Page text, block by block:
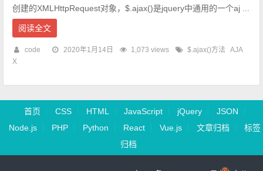
创建的XMLHttpRequest对象，$.ajax()是jquery中通用的一个aj ...
阅读全文
code 2020年1月14日 1,073 views $.ajax()方法
AJA
X
首页 CSS HTML JavaScript jQuery
JSON
Node.js
PHP Python React Vue.js 文章归档
标签
归档